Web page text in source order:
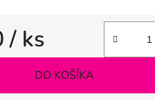
/ ks
DO KOŠÍKA